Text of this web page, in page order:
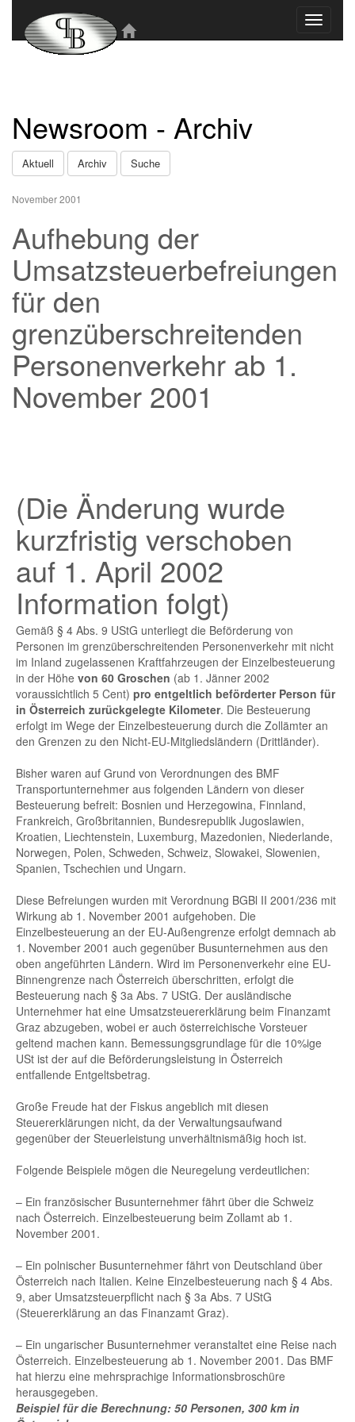
Toggle
Newsroom - Archiv
Aktuell Archiv Suche
November 2001
Aufhebung der
Umsatzsteuerbefreiungen
für den
grenzüberschreitenden
Personenverkehr ab 1.
November 2001
(Die Änderung wurde
kurzfristig verschoben
auf 1. April 2002
Information folgt)
Gemäß § 4 Abs. 9 UStG unterliegt die Beförderung von
Personen im grenzüberschreitenden Personenverkehr mit nicht
im Inland zugelassenen Kraftfahrzeugen der Einzelbesteuerung
in der Höhe von 60 Groschen (ab 1. Jänner 2002
voraussichtlich 5 Cent) pro entgeltlich beförderter Person für
in Österreich zurückgelegte Kilometer. Die Besteuerung
erfolgt im Wege der Einzelbesteuerung durch die Zollämter an
den Grenzen zu den Nicht-EU-Mitgliedsländern (Drittländer).
Bisher waren auf Grund von Verordnungen des BMF
Transportunternehmer aus folgenden Ländern von dieser
Besteuerung befreit: Bosnien und Herzegowina, Finnland,
Frankreich, Großbritannien, Bundesrepublik Jugoslawien,
Kroatien, Liechtenstein, Luxemburg, Mazedonien, Niederlande,
Norwegen, Polen, Schweden, Schweiz, Slowakei, Slowenien,
Spanien, Tschechien und Ungarn.
Diese Befreiungen wurden mit Verordnung BGBl II 2001/236 mit
Wirkung ab 1. November 2001 aufgehoben. Die
Einzelbesteuerung an der EU-Außengrenze erfolgt demnach ab
1. November 2001 auch gegenüber Busunternehmen aus den
oben angeführten Ländern. Wird im Personenverkehr eine EU-
Binnengrenze nach Österreich überschritten, erfolgt die
Besteuerung nach § 3a Abs. 7 UStG. Der ausländische
Unternehmer hat eine Umsatzsteuererklärung beim Finanzamt
Graz abzugeben, wobei er auch österreichische Vorsteuer
geltend machen kann. Bemessungsgrundlage für die 10%ige
USt ist der auf die Beförderungsleistung in Österreich
entfallende Entgeltsbetrag.
Große Freude hat der Fiskus angeblich mit diesen
Steuererklärungen nicht, da der Verwaltungsaufwand
gegenüber der Steuerleistung unverhältnismäßig hoch ist.
Folgende Beispiele mögen die Neuregelung verdeutlichen:
– Ein französischer Busunternehmer fährt über die Schweiz
nach Österreich. Einzelbesteuerung beim Zollamt ab 1.
November 2001.
– Ein polnischer Busunternehmer fährt von Deutschland über
Österreich nach Italien. Keine Einzelbesteuerung nach § 4 Abs.
9, aber Umsatzsteuerpflicht nach § 3a Abs. 7 UStG
(Steuererklärung an das Finanzamt Graz).
– Ein ungarischer Busunternehmer veranstaltet eine Reise nach
Österreich. Einzelbesteuerung ab 1. November 2001. Das BMF
hat hierzu eine mehrsprachige Informationsbroschüre
herausgegeben.
Beispiel für die Berechnung: 50 Personen, 300 km in